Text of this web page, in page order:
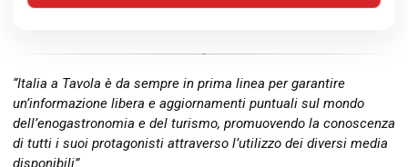
“Italia a Tavola è da sempre in prima linea per garantire
un’informazione libera e aggiornamenti puntuali sul mondo
dell’enogastronomia e del turismo, promuovendo la conoscenza
di tutti i suoi protagonisti attraverso l’utilizzo dei diversi media
disponibili”